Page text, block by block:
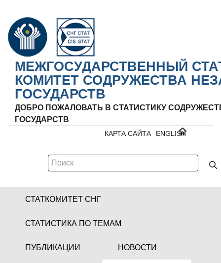
МЕЖГОСУДАРСТВЕННЫЙ
КОМИТЕТ СОДРУЖЕСТВА
ГОСУДАРСТВ
ДОБРО ПОЖАЛОВАТЬ В СТАТИСТИКУ
ГОСУДАРСТВ
ENGLISH
КАРТА САЙТА
СТАТКОМИТЕТ СНГ
СТАТИСТИКА ПО ТЕМАМ
ПУБЛИКАЦИИ НОВОСТИ